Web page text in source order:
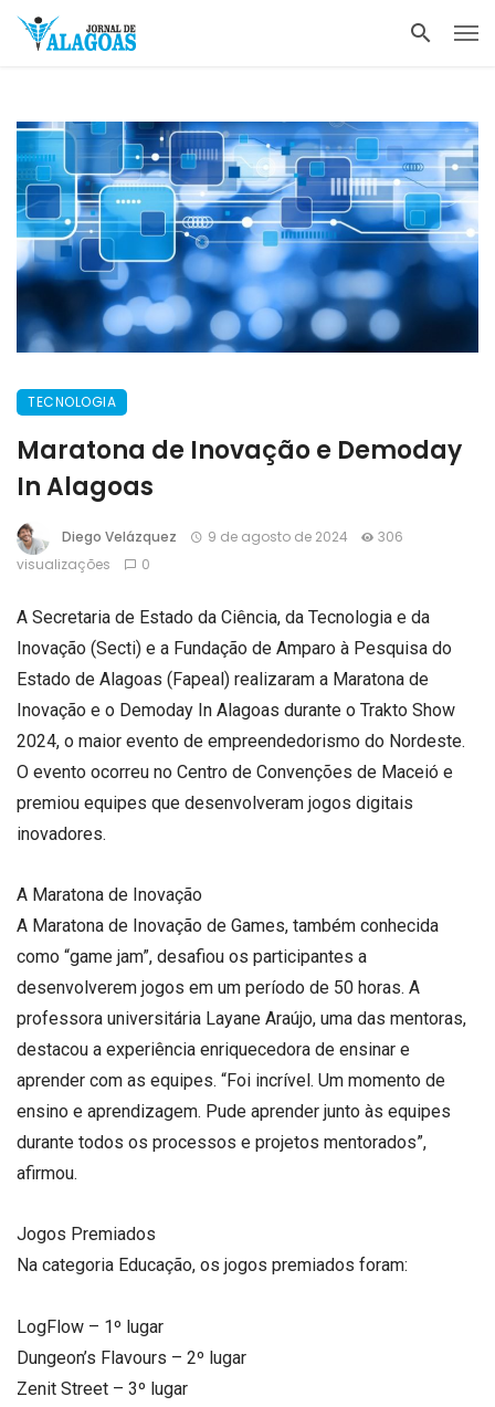
TECNOLOGIA
Maratona de Inovação e Demoday
In Alagoas
Diego Velázquez 9 de agosto de 2024
306
visualizações
0
A Secretaria de Estado da Ciência, da Tecnologia e da
Inovação (Secti) e a Fundação de Amparo à Pesquisa do
Estado de Alagoas (Fapeal) realizaram a Maratona de
Inovação e o Demoday In Alagoas durante o Trakto Show
2024, o maior evento de empreendedorismo do Nordeste.
O evento ocorreu no Centro de Convenções de Maceió e
premiou equipes que desenvolveram jogos digitais
inovadores.
A Maratona de Inovação
A Maratona de Inovação de Games, também conhecida
como “game jam”, desafiou os participantes a
desenvolverem jogos em um período de 50 horas. A
professora universitária Layane Araújo, uma das mentoras,
destacou a experiência enriquecedora de ensinar e
aprender com as equipes. “Foi incrível. Um momento de
ensino e aprendizagem. Pude aprender junto às equipes
durante todos os processos e projetos mentorados”,
afirmou.
Jogos Premiados
Na categoria Educação, os jogos premiados foram:
LogFlow – 1º lugar
Dungeon’s Flavours – 2º lugar
Zenit Street – 3º lugar